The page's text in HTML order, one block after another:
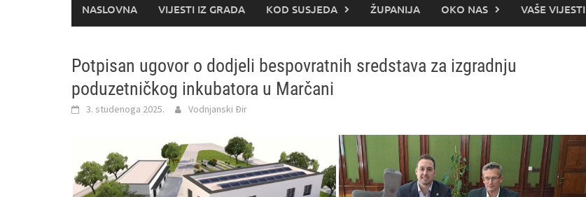
NASLOVNA VIJESTI IZ GRADA KOD SUSJEDA ŽUPANIJA OKO NAS VAŠE VIJESTI
Potpisan ugovor o dodjeli bespovratnih sredstava za izgradnju
poduzetničkog inkubatora u Marčani
3. studenoga 2025. Vodnjanski Đir